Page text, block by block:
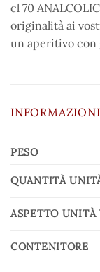
cl 70
originalità ai
un aperitivo con
PESO
QUANTITÀ
ASPETTO UNITÀ
CONTENITORE